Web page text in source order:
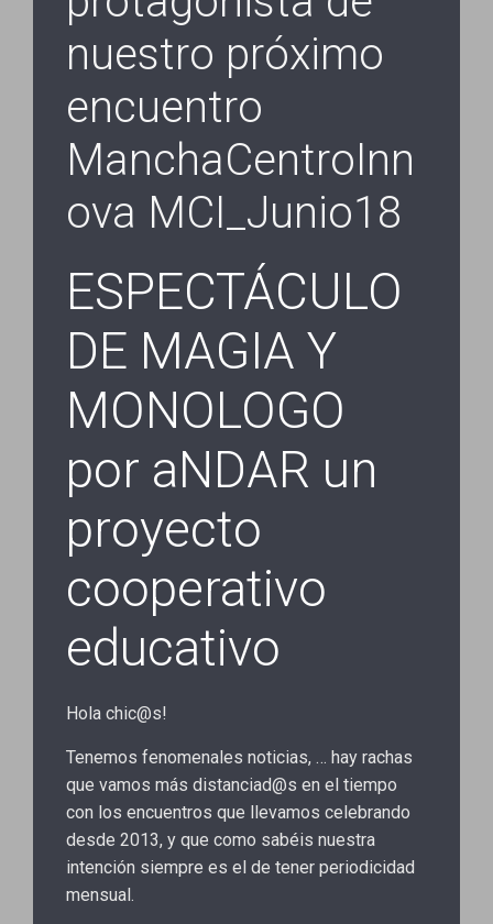
nuestro próximo
encuentro
ManchaCentroInn
ova MCI_Junio18
ESPECTÁCULO
DE MAGIA Y
MONOLOGO
por aNDAR un
proyecto
cooperativo
educativo
Hola chic@s!
Tenemos fenomenales noticias, … hay rachas
que vamos más distanciad@s en el tiempo
con los encuentros que llevamos celebrando
desde 2013, y que como sabéis nuestra
intención siempre es el de tener periodicidad
mensual.